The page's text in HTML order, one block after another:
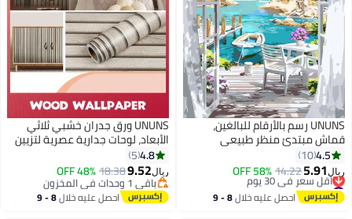
UNUNS رسم بالأرقام للبالغين،
قماش مبتدئ منظر طبيعي
شاطئي، مجموعات الرسم بالأرقام
سم
4.5
10
ريال5.91
14.22
58% OFF
#9 في لوحات فنية
أقل سعر في 30 يوم
#9 في لوحات فنية
احصل عليه خلال 8 - 9
UNUNS ورق جدران خشبي ثلاثي
الأبعاد، لوحات جدارية عصرية لتزيين
الجدران الداخلية، ورق جدران قابل
للإزالة ذاتي اللصق بألواح خشبية
عمودية، 44.5 سم × 5 م، بيج
4.8
5
ريال9.52
18.38
48% OFF
باقي 1 وحدات في المخزون
باقي 1 وحدات في المخزون احصل عليه خلال 8 - 9